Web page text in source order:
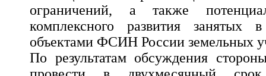
ограничений, а также
комплексного развития занятых
объектами ФСИН России земельных
По результатам обсуждения